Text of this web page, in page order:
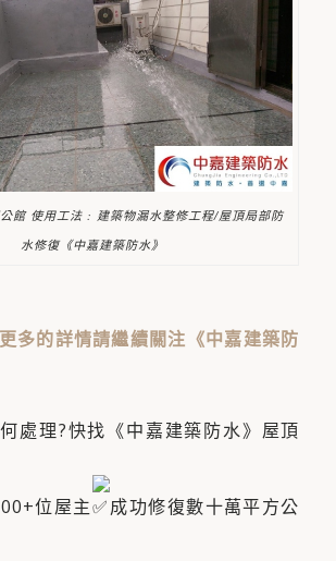
館 使用工法 : 建築物漏水整修工程/屋頂局部防
水修復《中嘉建築防水》
更多的詳情請繼續關注《中嘉建築防
處理?快找《中嘉建築防水》屋頂
位屋主​
成功修復數十萬平方公